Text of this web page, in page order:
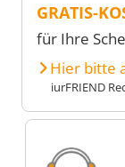
GRATIS-
für Ihre
Hier bitte
iurFRIEND